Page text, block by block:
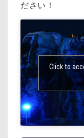
ださい！
Click to